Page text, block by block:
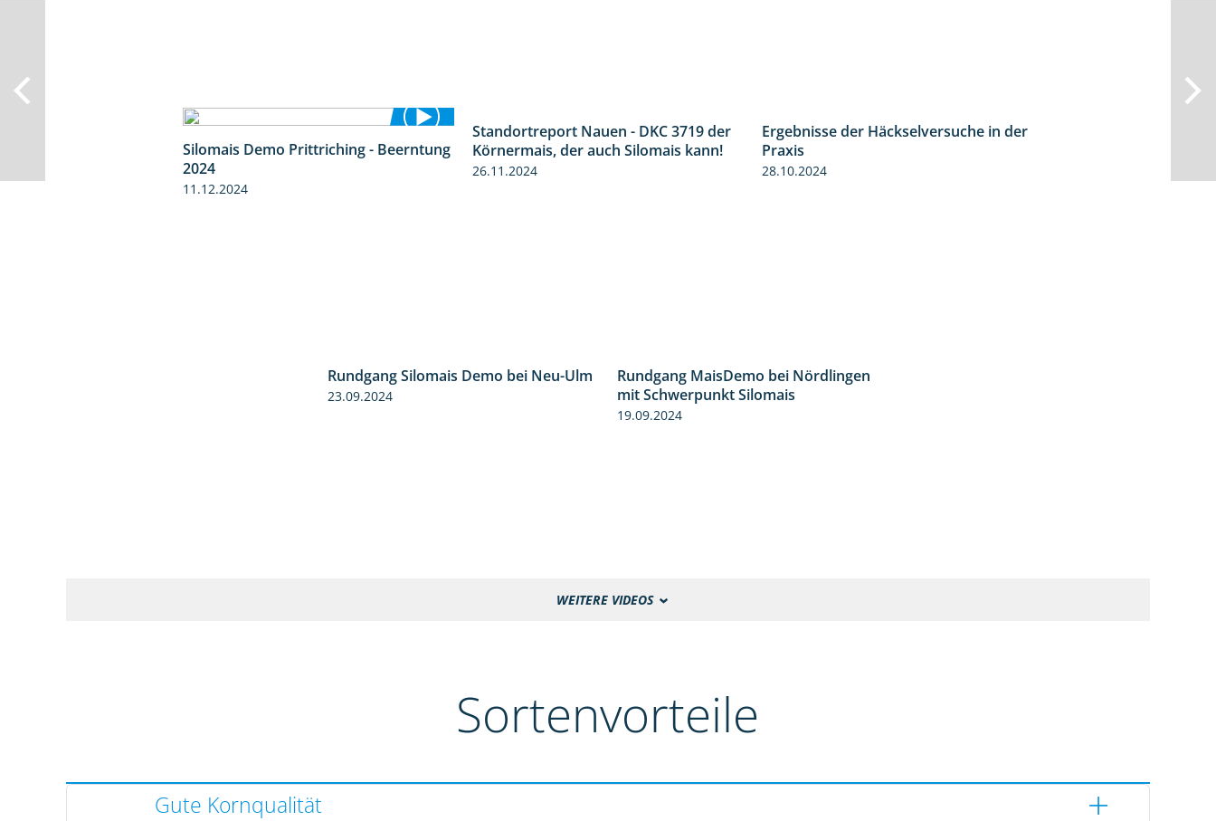
12:28
Silomais Demo Prittriching - Beerntung
2024
11.12.2024
1:43
Standortreport Nauen - DKC 3719 der
Körnermais, der auch Silomais kann!
26.11.2024
Ergebnisse der Häckselversuche in der
Praxis
28.10.2024
Rundgang Silomais Demo bei Neu-Ulm 10:51
Rundgang MaisDemo bei Nördlingen
mit Schwerpunkt Silomais
19.09.2024
WEITERE VIDEOS
Sortenvorteile
Gute Kornqualität